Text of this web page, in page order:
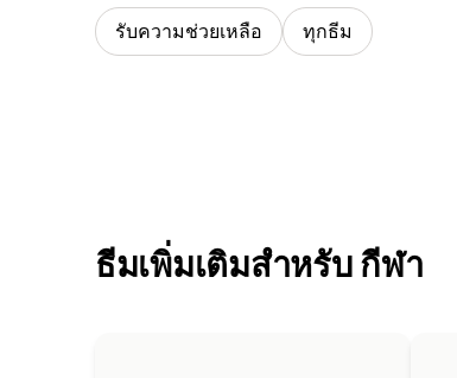
รับความช่วยเหลือ ทุกธีม
ธีมเพิ่มเติมสำหรับ กีฬา